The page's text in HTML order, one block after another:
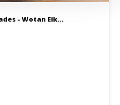
- Wotan Eik...